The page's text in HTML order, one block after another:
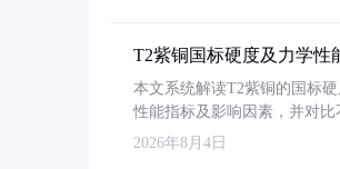
T2紫铜国标硬度及力学性
本文系统解读T2紫铜的国标
性能指标及影响因素，并对比
2026年8月4日